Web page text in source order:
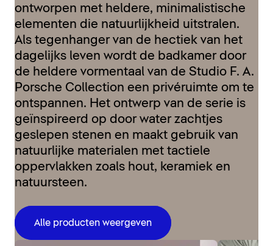
ontworpen met heldere, minimalistische
elementen die natuurlijkheid uitstralen.
Als tegenhanger van de hectiek van het
dagelijks leven wordt de badkamer door
de heldere vormentaal van de Studio F. A.
Porsche Collection een privéruimte om te
ontspannen. Het ontwerp van de serie is
geïnspireerd op door water zachtjes
geslepen stenen en maakt gebruik van
natuurlijke materialen met tactiele
oppervlakken zoals hout, keramiek en
natuursteen.
Alle producten weergeven